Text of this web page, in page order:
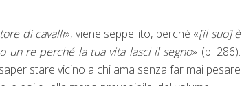
di cavalli», viene seppellito, perché «[il suo] è
un re perché la tua vita lasci il segno» (p. 286).
stare vicino a chi ama senza far mai pesare